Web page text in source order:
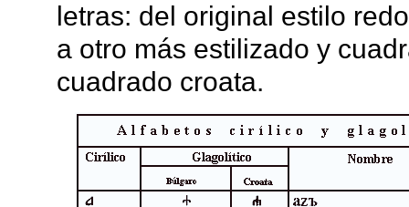
letras: del original estilo
a otro más estilizado y
cuadrado croata.